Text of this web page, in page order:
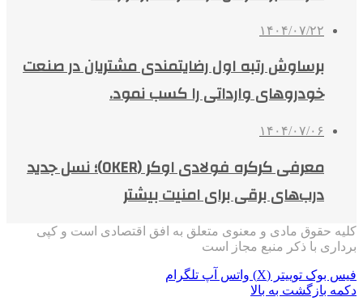
۱۴۰۴/۰۷/۲۲
برساوش رتبه اول رضایتمندی مشتریان در صنعت
خودروهای وارداتی را کسب نمود.
۱۴۰۴/۰۷/۰۶
معرفی کرکره فولادی اوکر (OKER)؛ نسل جدید
درب‌های برقی برای امنیت بیشتر
کلیه حقوق مادی و معنوی متعلق به افق اقتصادی است و کپی
برداری با ذکر منبع مجاز است
فیس بوک توییتر (X) واتس آپ تلگرام
دکمه بازگشت به بالا